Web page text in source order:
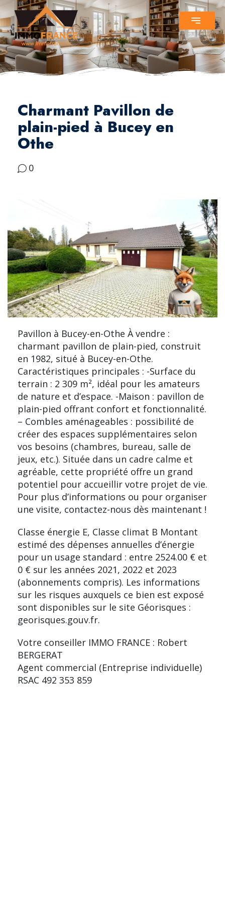
Charmant Pavillon de
plain-pied à Bucey en
Othe
0
Pavillon à Bucey-en-Othe À vendre :
charmant pavillon de plain-pied, construit
en 1982, situé à Bucey-en-Othe.
Caractéristiques principales : -Surface du
terrain : 2 309 m², idéal pour les amateurs
de nature et d’espace. -Maison : pavillon de
plain-pied offrant confort et fonctionnalité.
– Combles aménageables : possibilité de
créer des espaces supplémentaires selon
vos besoins (chambres, bureau, salle de
jeux, etc.). Située dans un cadre calme et
agréable, cette propriété offre un grand
potentiel pour accueillir votre projet de vie.
Pour plus d’informations ou pour organiser
une visite, contactez-nous dès maintenant !
Classe énergie E, Classe climat B Montant
estimé des dépenses annuelles d’énergie
pour un usage standard : entre 2524.00 € et
0 € sur les années 2021, 2022 et 2023
(abonnements compris). Les informations
sur les risques auxquels ce bien est exposé
sont disponibles sur le site Géorisques :
georisques.gouv.fr.
Votre conseiller IMMO FRANCE : Robert
BERGERAT
Agent commercial (Entreprise individuelle)
RSAC 492 353 859